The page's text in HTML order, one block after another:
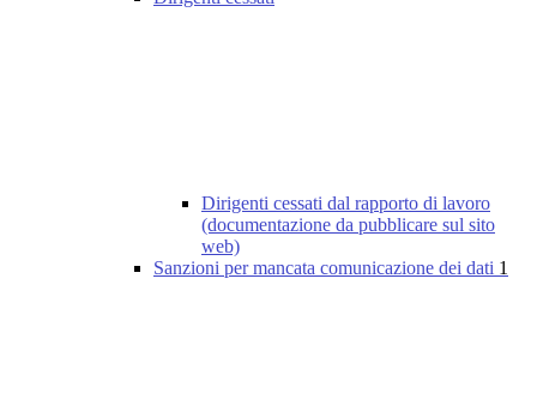
Dirigenti cessati dal rapporto di lavoro
(documentazione da pubblicare sul sito
web)
Sanzioni per mancata comunicazione dei dati 1